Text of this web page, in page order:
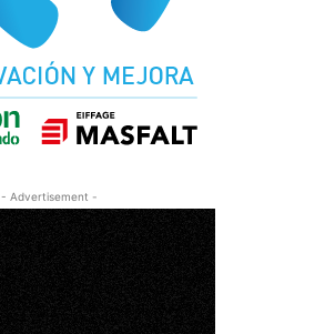
- Advertisement -